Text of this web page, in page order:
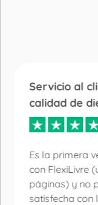
Servicio al
calidad de
Es la primera
con FlexiLivre
páginas) y no
satisfecha con